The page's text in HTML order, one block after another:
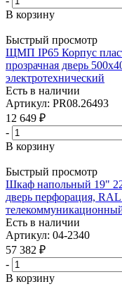
В корзину
Быстрый просмотр
ЩМП IP65 Корпус
прозрачная дверь
электротехнический
Есть в наличии
Артикул: PR08.26493
12 649 ₽
-
В корзину
Быстрый просмотр
Шкаф напольный 19"
дверь перфорация,
Есть в наличии
Артикул: 04-2340
57 382 ₽
-
В корзину